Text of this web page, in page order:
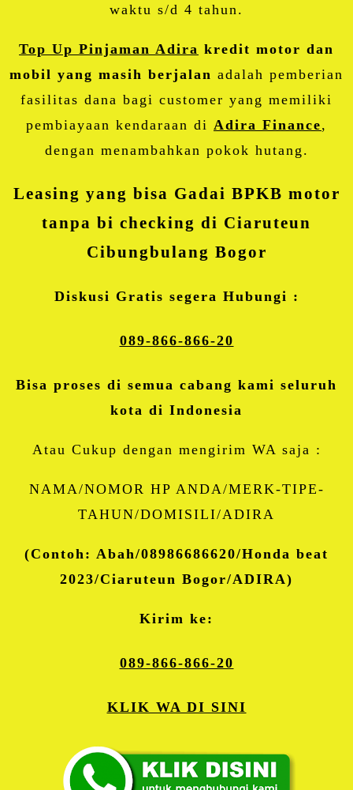
waktu s/d 4 tahun.
Top Up Pinjaman Adira kredit motor dan
mobil yang masih berjalan adalah pemberian
fasilitas dana bagi customer yang memiliki
pembiayaan kendaraan di Adira Finance,
dengan menambahkan pokok hutang.
Leasing yang bisa Gadai BPKB motor
tanpa bi checking di Ciaruteun
Cibungbulang Bogor
Diskusi Gratis segera Hubungi :
089-866-866-20
Bisa proses di semua cabang kami seluruh
kota di Indonesia
Atau Cukup dengan mengirim WA saja :
NAMA/NOMOR HP ANDA/MERK-TIPE-
TAHUN/DOMISILI/ADIRA
(Contoh: Abah/08986686620/Honda beat
2023/Ciaruteun Bogor/ADIRA)
Kirim ke:
089-866-866-20
KLIK WA DI SINI